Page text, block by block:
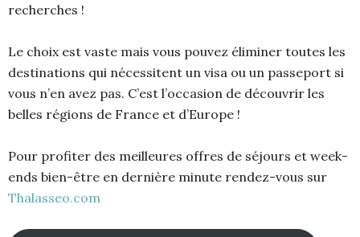
recherches !
Le choix est vaste mais vous pouvez éliminer toutes les
destinations qui nécessitent un visa ou un passeport si
vous n’en avez pas. C’est l’occasion de découvrir les
belles régions de France et d’Europe !
Pour profiter des meilleures offres de séjours et week-
ends bien-être en dernière minute rendez-vous sur
Thalasseo.com